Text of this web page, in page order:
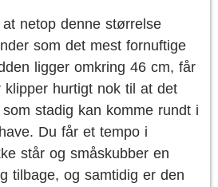
netop denne størrelse
som det mest fornuftige
ligger omkring 46 cm, får
hurtigt nok til at det
stadig kan komme rundt i
Du får et tempo i
står og småskubber en
tilbage, og samtidig er den